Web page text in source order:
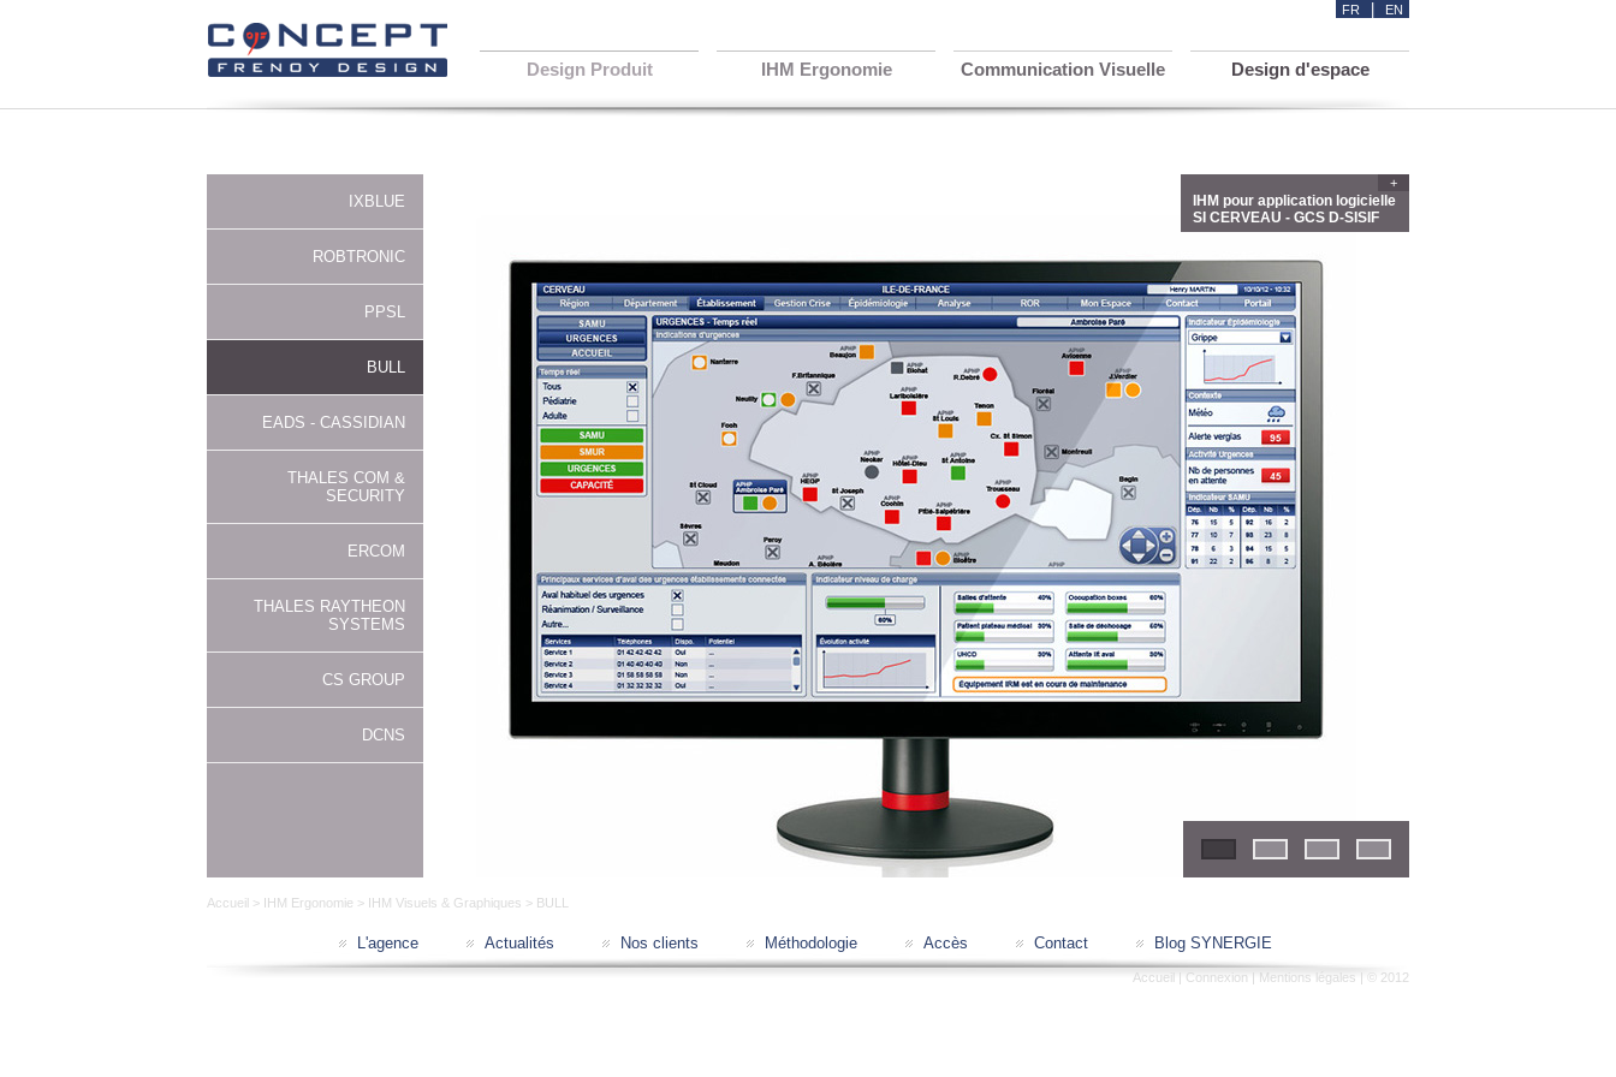
FR EN
Design Produit IHM Ergonomie Communication Visuelle Design d'espace
IXBLUE
ROBTRONIC
PPSL
BULL
EADS - CASSIDIAN
THALES COM &
SECURITY
ERCOM
THALES RAYTHEON
SYSTEMS
CS GROUP
DCNS
IHM pour application logicielle
SI CERVEAU - GCS D-SISIF
+
Accueil > IHM Ergonomie > IHM Visuels & Graphiques > BULL
L'agence Actualités Nos clients Méthodologie Accès Contact Blog SYNERGIE
Accueil Connexion Mentions légales | © 2012